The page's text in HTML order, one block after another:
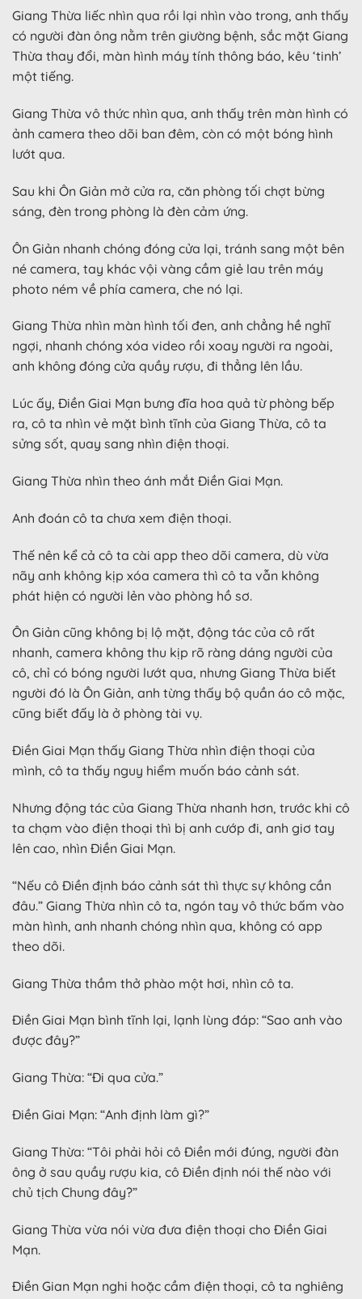
Giang Thừa liếc nhìn qua rồi lại nhìn vào trong, anh thấy
có người đàn ông nằm trên giường bệnh, sắc mặt Giang
Thừa thay đổi, màn hình máy tính thông báo, kêu ‘tinh’
một tiếng.
Giang Thừa vô thức nhìn qua, anh thấy trên màn hình có
ảnh camera theo dõi ban đêm, còn có một bóng hình
lướt qua.
Sau khi Ôn Giản mở cửa ra, căn phòng tối chợt bừng
sáng, đèn trong phòng là đèn cảm ứng.
Ôn Giản nhanh chóng đóng cửa lại, tránh sang một bên
né camera, tay khác vội vàng cầm giẻ lau trên máy
photo ném về phía camera, che nó lại.
Giang Thừa nhìn màn hình tối đen, anh chẳng hề nghĩ
ngợi, nhanh chóng xóa video rồi xoay người ra ngoài,
anh không đóng cửa quầy rượu, đi thẳng lên lầu.
Lúc ấy, Điền Giai Mạn bưng đĩa hoa quả từ phòng bếp
ra, cô ta nhìn vẻ mặt bình tĩnh của Giang Thừa, cô ta
sửng sốt, quay sang nhìn điện thoại.
Giang Thừa nhìn theo ánh mắt Điền Giai Mạn.
Anh đoán cô ta chưa xem điện thoại.
Thế nên kể cả cô ta cài app theo dõi camera, dù vừa
nãy anh không kịp xóa camera thì cô ta vẫn không
phát hiện có người lẻn vào phòng hồ sơ.
Ôn Giản cũng không bị lộ mặt, động tác của cô rất
nhanh, camera không thu kịp rõ ràng dáng người của
cô, chỉ có bóng người lướt qua, nhưng Giang Thừa biết
người đó là Ôn Giản, anh từng thấy bộ quần áo cô mặc,
cũng biết đấy là ở phòng tài vụ.
Điền Giai Mạn thấy Giang Thừa nhìn điện thoại của
mình, cô ta thấy nguy hiểm muốn báo cảnh sát.
Nhưng động tác của Giang Thừa nhanh hơn, trước khi cô
ta chạm vào điện thoại thì bị anh cướp đi, anh giơ tay
lên cao, nhìn Điền Giai Mạn.
“Nếu cô Điền định báo cảnh sát thì thực sự không cần
đâu.” Giang Thừa nhìn cô ta, ngón tay vô thức bấm vào
màn hình, anh nhanh chóng nhìn qua, không có app
theo dõi.
Giang Thừa thầm thở phào một hơi, nhìn cô ta.
Điền Giai Mạn bình tĩnh lại, lạnh lùng đáp: “Sao anh vào
được đây?”
Giang Thừa: “Đi qua cửa.”
Điền Giai Mạn: “Anh định làm gì?”
Giang Thừa: “Tôi phải hỏi cô Điền mới đúng, người đàn
ông ở sau quầy rượu kia, cô Điền định nói thế nào với
chủ tịch Chung đây?”
Giang Thừa vừa nói vừa đưa điện thoại cho Điền Giai
Mạn.
Điền Gian Mạn nghi hoặc cầm điện thoại, cô ta nghiêng